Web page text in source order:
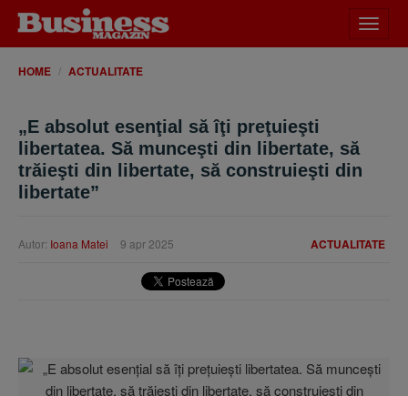
meniu
HOME ACTUALITATE
„E absolut esenţial să îţi preţuieşti
libertatea. Să munceşti din libertate, să
trăieşti din libertate, să construieşti din
libertate”
ACTUALITATE
Autor: Ioana Matei 9 apr 2025